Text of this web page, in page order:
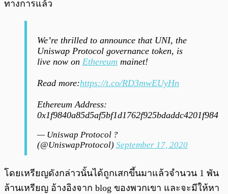
ทางการแล้ว
We’re thrilled to announce that UNI, the
Uniswap Protocol governance token, is
live now on Ethereum mainet!
Read more:https://t.co/RD3mwEUyHn
Ethereum Address:
0x1f9840a85d5af5bf1d1762f925bdaddc4201f984
— Uniswap Protocol ?
(@UniswapProtocol) September 17, 2020
โดยเหรียญดังกล่าวนั้นได้ถูกเสกขึ้นมาแล้วจำนวน 1 พัน
ล้านเหรียญ อ้างอิงจาก blog ของพวกเขา และจะมีให้หา